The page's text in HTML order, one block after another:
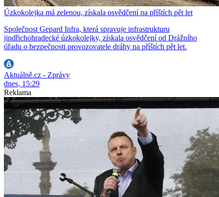
Úzkokolejka má zelenou, získala osvědčení na příštích pět let
Společnost Gepard Infra, která spravuje infrastrukturu
jindřichohradecké úzkokolejky, získala osvědčení od Drážního
úřadu o bezpečnosti provozovatele dráhy na příštích pět let.
Aktuálně.cz - Zprávy
dnes, 15:29
Reklama